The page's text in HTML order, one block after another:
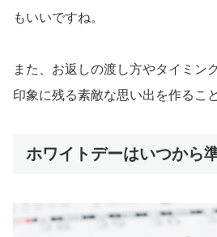
もいいですね。
また、お返しの渡し方やタイミン
印象に残る素敵な思い出を作るこ
ホワイトデーはいつから